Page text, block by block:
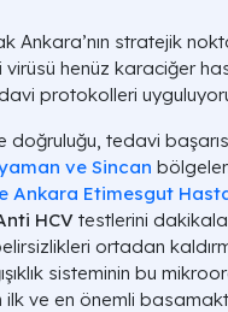
Ankara’nın stratejik
henüz karaciğer
protokolleri
doğruluğu, tedavi
ve Sincan
Ankara Etimesgut
HCV testlerini
ortadan
sisteminin bu
ilk ve en önemli